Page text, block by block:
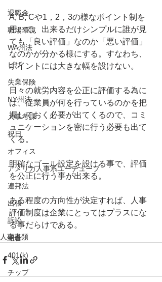
退職金
職場環境
WA州法
ビザ
失業保険
NY州法
人事考課
祝日
オフィス
アメリカ人事系ユーチューブ
連邦法
出張
訴訟
組合
401(k)
チップ
A, B, Cや1，2，3の様なポイント制を
用いて、出来るだけシンプルに誰が見
ても「良い評価」なのか「悪い評価」
なのかが分かる様にする。すなわち、
ポイントには大きな幅を設けない。
日々の就労内容を公正に評価する為に
は、従業員が何を行っているのかを把
握しておく必要が出てくるので、コミ
ュニケーションを密に行う必要も出て
くる。
明確なゴール設定を設ける事で、評価
を公正に行う事が出来る。
ある程度の方向性が決定すれば、人事
評価制度は企業にとってはプラスにな
る事だらけである。
人事書類